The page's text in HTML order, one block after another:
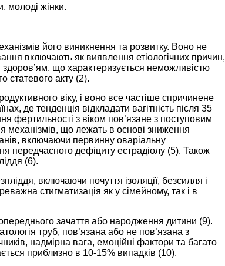
молоді жінки.
його виникнення та розвитку. Воно не
включають як виявлення етіологічних причин,
що характеризується неможливістю
статевого акту (2).
віку, і воно все частіше спричинене
де тенденція відкладати вагітність після 35
фертильності з віком пов’язане з поступовим
механізмів, що лежать в основі зниження
включаючи первинну оваріальну
передчасного дефіциту естрадіолу (5). Також
(6).
включаючи почуття ізоляції, безсилля і
стигматизація як у сімейному, так і в
зачаття або народження дитини (9).
труб, пов’язана або не пов’язана з
надмірна вага, емоційні фактори та багато
приблизно в 10-15% випадків (10).